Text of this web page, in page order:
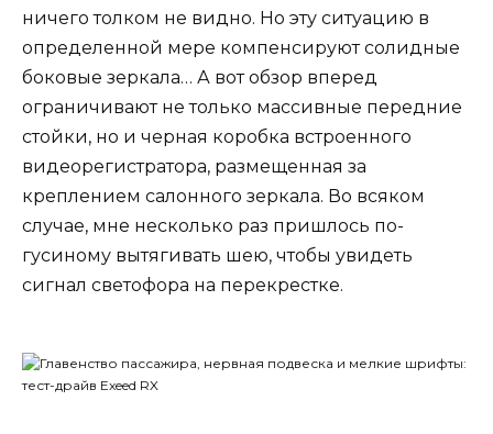
ничего толком не видно. Но эту ситуацию в
определенной мере компенсируют солидные
боковые зеркала… А вот обзор вперед
ограничивают не только массивные передние
стойки, но и черная коробка встроенного
видеорегистратора, размещенная за
креплением салонного зеркала. Во всяком
случае, мне несколько раз пришлось по-
гусиному вытягивать шею, чтобы увидеть
сигнал светофора на перекрестке.